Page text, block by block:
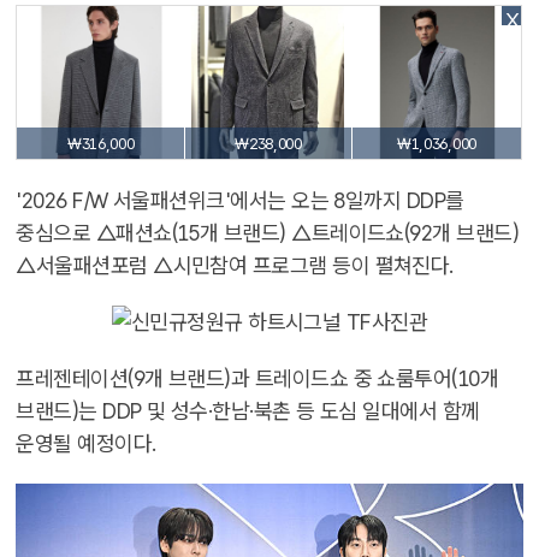
X
₩316,000 ₩238,000 ₩1,036,000
'2026 F/W 서울패션위크'에서는 오는 8일까지 DDP를
중심으로 △패션쇼(15개 브랜드) △트레이드쇼(92개 브랜드)
△서울패션포럼 △시민참여 프로그램 등이 펼쳐진다.
프레젠테이션(9개 브랜드)과 트레이드쇼 중 쇼룸투어(10개
브랜드)는 DDP 및 성수·한남·북촌 등 도심 일대에서 함께
운영될 예정이다.